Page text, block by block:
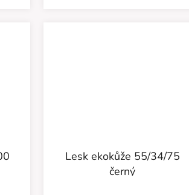
Lesk ekokůže 55/34/75
černý